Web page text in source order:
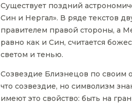
Существует поздний
Син и Нергал». В ряде текстов
правителем правой стороны, а
равно как и Син, считается
светом и тенью.
Созвездие Близнецов по своим
что созвездие, но символизм
имеют это свойство: быть на